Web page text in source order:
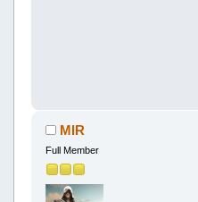
MIR
Full Member